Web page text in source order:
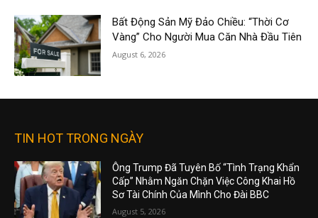
Bất Động Sản Mỹ Đảo Chiều: “Thời Cơ
Vàng” Cho Người Mua Căn Nhà Đầu Tiên
August 6, 2026
TIN HOT TRONG NGÀY
Ông Trump Đã Tuyên Bố “Tình Trạng Khẩn
Cấp” Nhằm Ngăn Chặn Việc Công Khai Hồ
Sơ Tài Chính Của Mình Cho Đài BBC
August 5, 2026